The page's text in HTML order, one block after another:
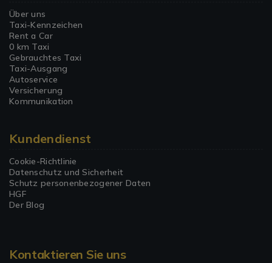
Über uns
Taxi-Kennzeichen
Rent a Car
0 km Taxi
Gebrauchtes Taxi
Taxi-Ausgang
Autoservice
Versicherung
Kommunikation
Kundendienst
Cookie-Richtlinie
Datenschutz und Sicherheit
Schutz personenbezogener Daten
HGF
Der Blog
Kontaktieren Sie uns